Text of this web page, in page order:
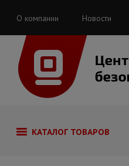
О компании Новости
КАТАЛОГ ТОВАРОВ